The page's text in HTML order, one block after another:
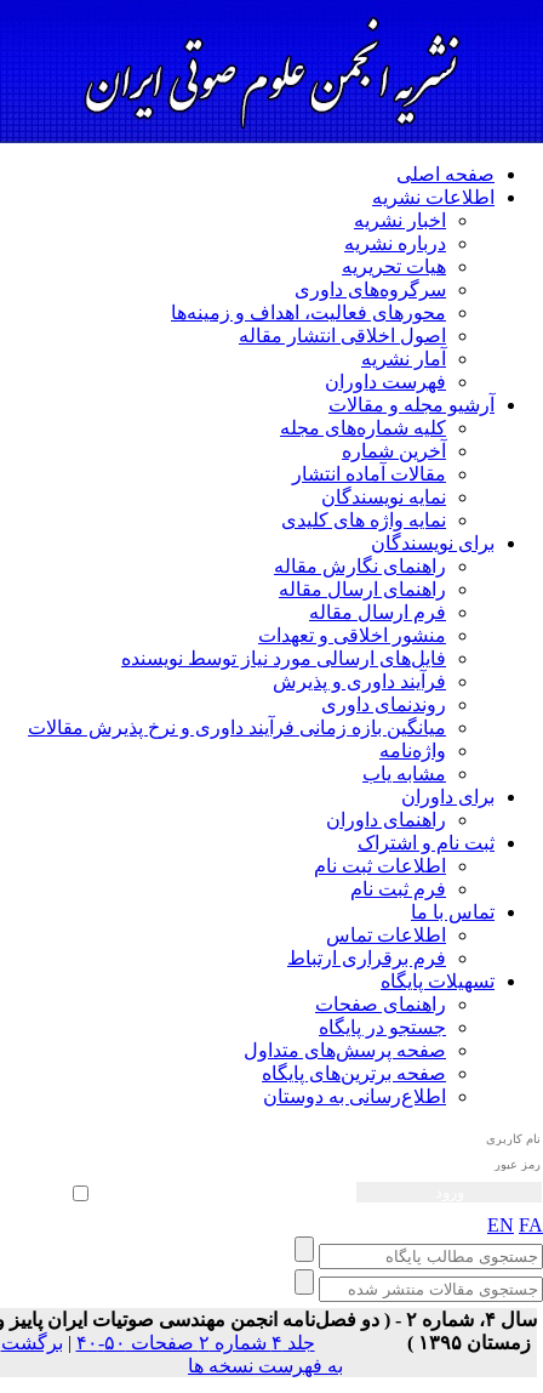
صفحه اصلی
اطلاعات نشریه
اخبار نشریه
درباره نشریه
هیات تحریریه
سرگروه‌های داوری
محورهای فعالیت، اهداف و زمینه‌ها
اصول اخلاقی انتشار مقاله
آمار نشریه
فهرست داوران
آرشیو مجله و مقالات
کلیه شماره‌های مجله
آخرین شماره
مقالات آماده انتشار
نمایه نویسندگان
نمایه واژه های کلیدی
برای نویسندگان
راهنمای نگارش مقاله
راهنمای ارسال مقاله
فرم ارسال مقاله
منشور اخلاقی و تعهدات
فایل‌های ارسالی مورد نیاز توسط نویسنده
فرآیند داوری و پذیرش
روندنمای داوری
میانگین بازه زمانی فرآیند داوری و نرخ پذیرش مقالات
واژه‌نامه
مشابه یاب
برای داوران
راهنمای داوران
ثبت نام و اشتراک
اطلاعات ثبت نام
فرم ثبت نام
تماس با ما
اطلاعات تماس
فرم برقراری ارتباط
تسهیلات پایگاه
راهنمای صفحات
جستجو در پایگاه
صفحه پرسش‌های متداول
صفحه برترین‌های پایگاه
اطلاع‌رسانی به دوستان
ورود خودکار
EN
سال ۴، شماره ۲ - ( دو فصل‌نامه انجمن مهندسی صوتیات ايران پاییز و
زمستان ۱۳۹۵ )
جلد ۴ شماره ۲ صفحات ۵۰-۴۰ | برگشت
به فهرست نسخه ها